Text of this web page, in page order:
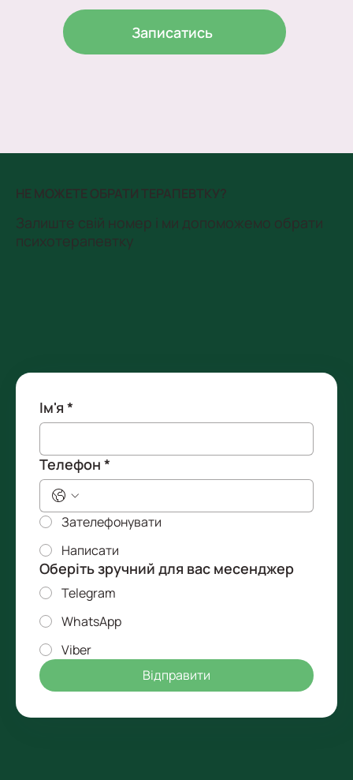
Записатись
НЕ МОЖЕТЕ ОБРАТИ ТЕРАПЕВТКУ?
Залиште свій номер і ми допоможемо обрати
психотерапевтку
Ім'я *
Телефон *
Зателефонувати
Написати
Оберіть зручний для вас месенджер
Telegram
WhatsApp
Viber
Відправити